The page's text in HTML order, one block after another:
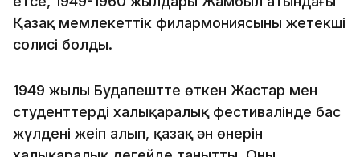
Қазақ мемлекеттік филармониясының жетекші
солисі болды.
1949 жылы Будапештте өткен Жастар мен
студенттердің халықаралық фестивалінде бас
жүлдені жеңіп алып, қазақ ән өнерін